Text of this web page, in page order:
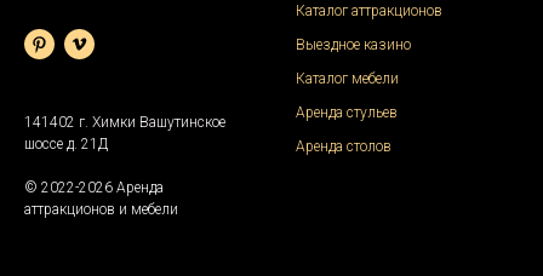
141402 г. Химки Вашутинское
шоссе д. 21Д
© 2022-2026 Аренда
аттракционов и мебели
Каталог аттракционов
Выездное казино
Каталог мебели
Аренда стульев
Аренда столов